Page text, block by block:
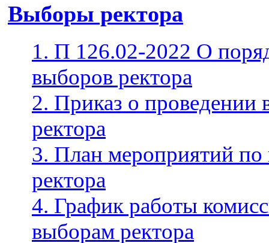
Выборы ректора
1. П 126.02-2022 О
выборов ректора
2. Приказ о проведении
ректора
3. План мероприятий
ректора
4. График работы
выборам ректора